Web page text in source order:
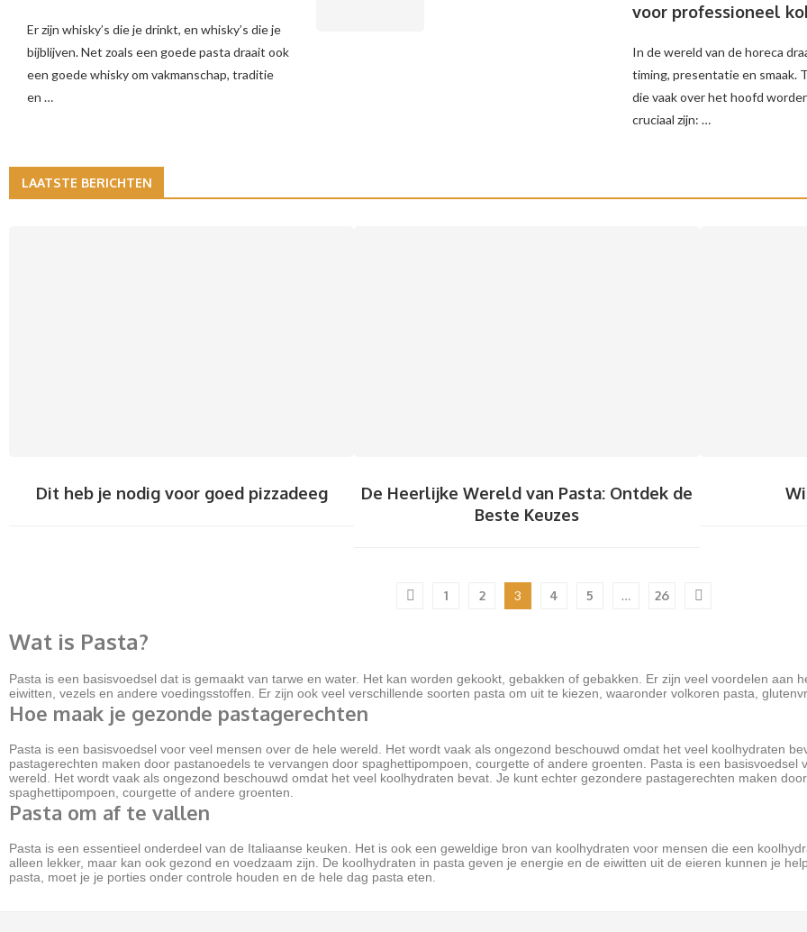
Er zijn whisky’s die je drinkt, en whisky’s die je
bijblijven. Net zoals een goede pasta draait ook
een goede whisky om vakmanschap, traditie
en …
voor professioneel
In de wereld van de horeca
timing, presentatie en smaak.
die vaak over het hoofd
cruciaal zijn: …
LAATSTE BERICHTEN
Dit heb je nodig voor goed pizzadeeg
De Heerlijke Wereld van Pasta: Ontdek de
Beste Keuzes
1 2 3 4 5 … 26
Wat is Pasta?
Pasta is een basisvoedsel dat is gemaakt van tarwe en water. Het kan worden gekookt, gebakken of gebakken. Er zijn veel voordelen aan
eiwitten, vezels en andere voedingsstoffen. Er zijn ook veel verschillende soorten pasta om uit te kiezen, waaronder volkoren pasta,
Hoe maak je gezonde pastagerechten
Pasta is een basisvoedsel voor veel mensen over de hele wereld. Het wordt vaak als ongezond beschouwd omdat het veel koolhydraten
pastagerechten maken door pastanoedels te vervangen door spaghettipompoen, courgette of andere groenten. Pasta is een basisvoedsel
wereld. Het wordt vaak als ongezond beschouwd omdat het veel koolhydraten bevat. Je kunt echter gezondere pastagerechten maken
spaghettipompoen, courgette of andere groenten.
Pasta om af te vallen
Pasta is een essentieel onderdeel van de Italiaanse keuken. Het is ook een geweldige bron van koolhydraten voor mensen die een
alleen lekker, maar kan ook gezond en voedzaam zijn. De koolhydraten in pasta geven je energie en de eiwitten uit de eieren kunnen je
pasta, moet je je porties onder controle houden en de hele dag pasta eten.